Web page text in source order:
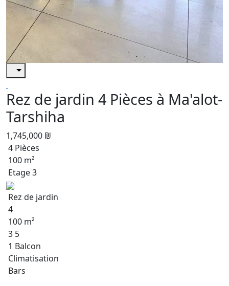
Rez de jardin 4 Pièces à Ma'alot-
Tarshiha
1,745,000 ₪
4 Pièces
100 m²
Etage 3
Rez de jardin
4
100 m²
3 5
1 Balcon
Climatisation
Bars